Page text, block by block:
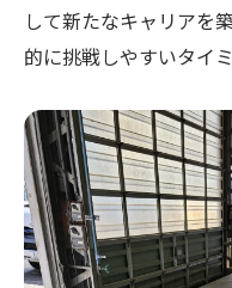
して新たなキャリアを
的に挑戦しやすいタイ